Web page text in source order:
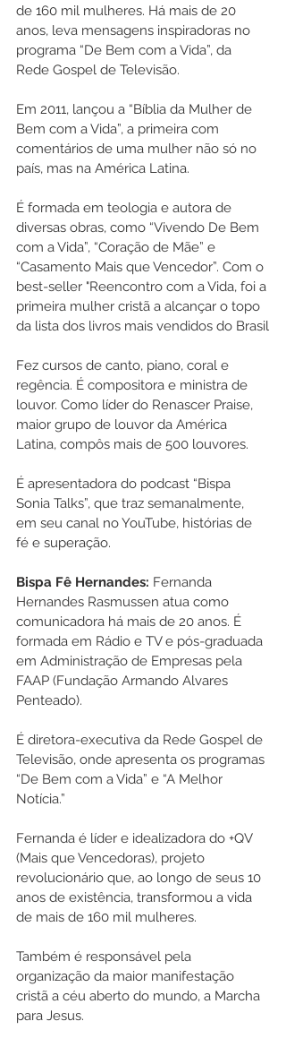
de 160 mil mulheres. Há mais de 20
anos, leva mensagens inspiradoras no
programa “De Bem com a Vida”, da
Rede Gospel de Televisão.
Em 2011, lançou a “Bíblia da Mulher de
Bem com a Vida”, a primeira com
comentários de uma mulher não só no
país, mas na América Latina.
É formada em teologia e autora de
diversas obras, como “Vivendo De Bem
com a Vida”, “Coração de Mãe” e
“Casamento Mais que Vencedor”. Com o
best-seller "Reencontro com a Vida, foi a
primeira mulher cristã a alcançar o topo
da lista dos livros mais vendidos do Brasil
Fez cursos de canto, piano, coral e
regência. É compositora e ministra de
louvor. Como líder do Renascer Praise,
maior grupo de louvor da América
Latina, compôs mais de 500 louvores.
É apresentadora do podcast “Bispa
Sonia Talks”, que traz semanalmente,
em seu canal no YouTube, histórias de
fé e superação.
Bispa Fê Hernandes: Fernanda
Hernandes Rasmussen atua como
comunicadora há mais de 20 anos. É
formada em Rádio e TV e pós-graduada
em Administração de Empresas pela
FAAP (Fundação Armando Alvares
Penteado).
É diretora-executiva da Rede Gospel de
Televisão, onde apresenta os programas
“De Bem com a Vida” e “A Melhor
Notícia.”
Fernanda é líder e idealizadora do +QV
(Mais que Vencedoras), projeto
revolucionário que, ao longo de seus 10
anos de existência, transformou a vida
de mais de 160 mil mulheres.
Também é responsável pela
organização da maior manifestação
cristã a céu aberto do mundo, a Marcha
para Jesus.